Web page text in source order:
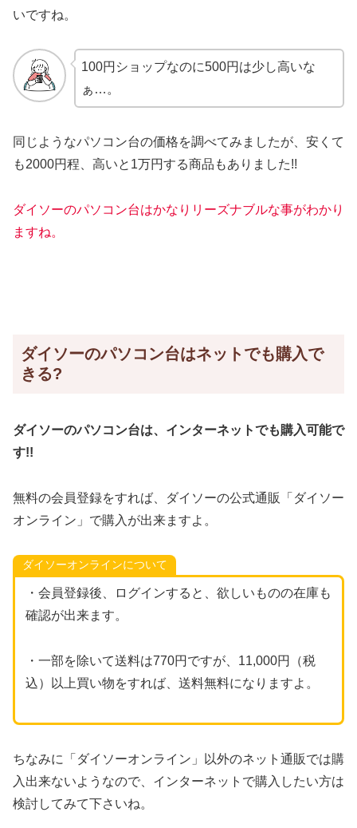
いですね。
100円ショップなのに500円は少し高いな
ぁ…。
同じようなパソコン台の価格を調べてみましたが、安くて
も2000円程、高いと1万円する商品もありました!!
ダイソーのパソコン台はかなりリーズナブルな事がわかり
ますね。
ダイソーのパソコン台はネットでも購入で
きる?
ダイソーのパソコン台は、インターネットでも購入可能で
す!!
無料の会員登録をすれば、ダイソーの公式通販「ダイソー
オンライン」で購入が出来ますよ。
ダイソーオンラインについて
・会員登録後、ログインすると、欲しいものの在庫も
確認が出来ます。
・一部を除いて送料は770円ですが、11,000円（税
込）以上買い物をすれば、送料無料になりますよ。
ちなみに「ダイソーオンライン」以外のネット通販では購
入出来ないようなので、インターネットで購入したい方は
検討してみて下さいね。